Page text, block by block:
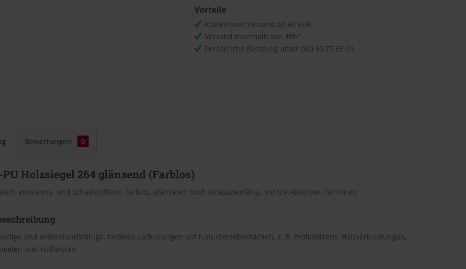
Vorteile
Kostenloser Versand ab 60 EUR
Versand innerhalb von 48h*
Persönliche Beratung unter 040 60 77 65 23
Bewertungen 0
Holzsiegel 264 glänzend (Farblos)
emissions- und schadstoffarm, farblos, glänzend, hoch strapazierfähig, mit UV-Absorber, für innen
und widerstandsfähige, farblose Lackierungen auf Naturholzoberflächen, z. B. Profilhölzern, Holzverkleidungen,
und Fußleisten